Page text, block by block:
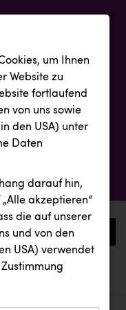
0
um Ihnen
Website zu
fortlaufend
von uns sowie
den USA) unter
Daten
darauf hin,
akzeptieren“
die auf unserer
und von den
USA) verwendet